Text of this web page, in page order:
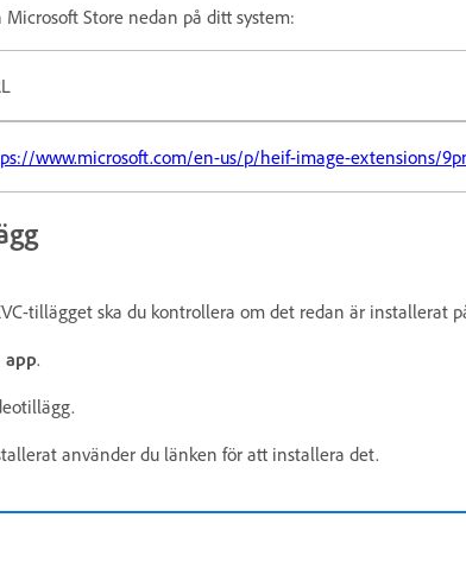
Store nedan på ditt system:
www.microsoft.com/en-us/p/heif-image-extensions/
tillägget ska du kontrollera om det redan är installerat
app.
använder du länken för att installera det.